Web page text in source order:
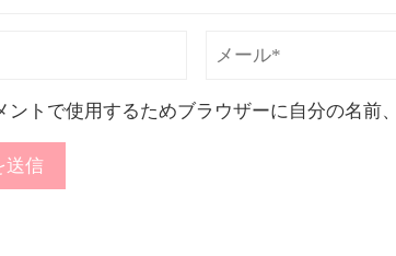
ントで使用するためブラウザーに自分の名前